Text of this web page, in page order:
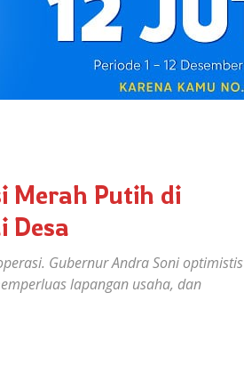
Merah Putih di
Desa
Gubernur Andra Soni optimistis
lapangan usaha, dan